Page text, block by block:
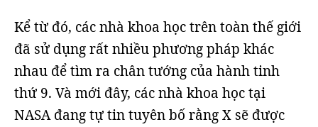
Kể từ đó, các nhà khoa học trên toàn thế giới
đã sử dụng rất nhiều phương pháp khác
nhau để tìm ra chân tướng của hành tinh
thứ 9. Và mới đây, các nhà khoa học tại
NASA đang tự tin tuyên bố rằng X sẽ được